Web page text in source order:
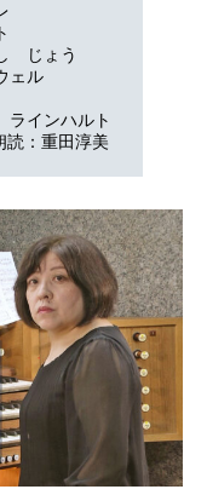
インハルト
読：重田淳美